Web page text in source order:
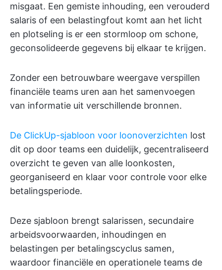
misgaat. Een gemiste inhouding, een verouderd
salaris of een belastingfout komt aan het licht
en plotseling is er een stormloop om schone,
geconsolideerde gegevens bij elkaar te krijgen.
Zonder een betrouwbare weergave verspillen
financiële teams uren aan het samenvoegen
van informatie uit verschillende bronnen.
De ClickUp-sjabloon voor loonoverzichten lost
dit op door teams een duidelijk, gecentraliseerd
overzicht te geven van alle loonkosten,
georganiseerd en klaar voor controle voor elke
betalingsperiode.
Deze sjabloon brengt salarissen, secundaire
arbeidsvoorwaarden, inhoudingen en
belastingen per betalingscyclus samen,
waardoor financiële en operationele teams de